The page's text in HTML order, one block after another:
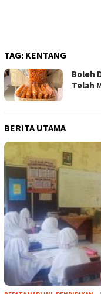
TAG: KENTANG
Boleh
Telah
BERITA UTAMA